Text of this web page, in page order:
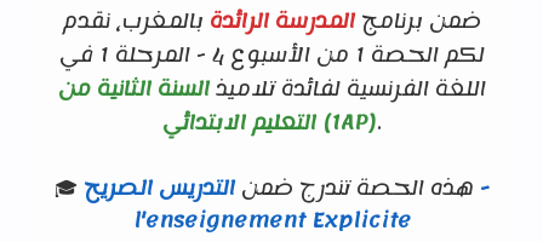
ضمن برنامجالمدرسة الرائدة بالمغرب، نقدم
لكم الحصة 1 من الأسبوع 4 - المرحلة 1 في
اللغة الفرنسية لفائدة تلاميذالسنة الثانية من
التعليم الابتدائي (1AP).
🎓 هذه الحصة تندرج ضمنالتدريس الصريح -
l'enseignement Explicite